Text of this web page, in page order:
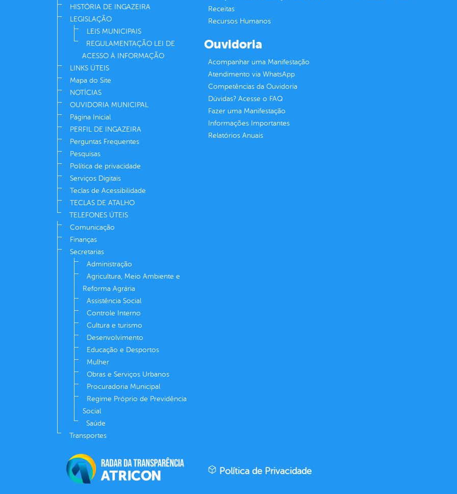
HISTÓRIA DE INGAZEIRA
LEGISLAÇÃO
LEIS MUNICIPAIS
REGULAMENTAÇÃO LEI DE
ACESSO À INFORMAÇÃO
LINKS ÚTEIS
Mapa do Site
NOTÍCIAS
OUVIDORIA MUNICIPAL
Página Inicial
PERFIL DE INGAZEIRA
Perguntas Frequentes
Pesquisas
Política de privacidade
Serviços Digitais
Teclas de Acessibilidade
TECLAS DE ATALHO
TELEFONES ÚTEIS
Comunicação
Finanças
Secretarias
Administração
Agricultura, Meio Ambiente e
Reforma Agrária
Assistência Social
Controle Interno
Cultura e turismo
Desenvolvimento
Educação e Desportos
Mulher
Obras e Serviços Urbanos
Procuradoria Municipal
Regime Próprio de Previdência
Social
Saúde
Transportes
Receitas
Recursos Humanos
Ouvidoria
Acompanhar uma Manifestação
Atendimento via WhatsApp
Competências da Ouvidoria
Dúvidas? Acesse o FAQ
Fazer uma Manifestação
Informações Importantes
Relatórios Anuais
Política de Privacidade